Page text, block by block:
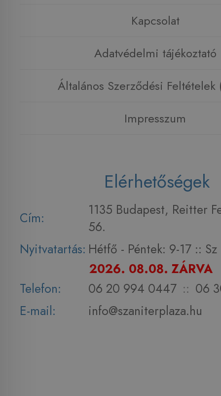
Kapcsolat
Adatvédelmi tájékoztató
Általános Szerződési Feltételek
Impresszum
Elérhetőségek
Cím:
1135 Budapest, Reitter
56.
Nyitvatartás: Hétfő - Péntek: 9-17 :: Sz
2026. 08.08. ZÁRVA
Telefon:
06 20 994 0447 :: 06
E-mail:
info@szaniterplaza.hu